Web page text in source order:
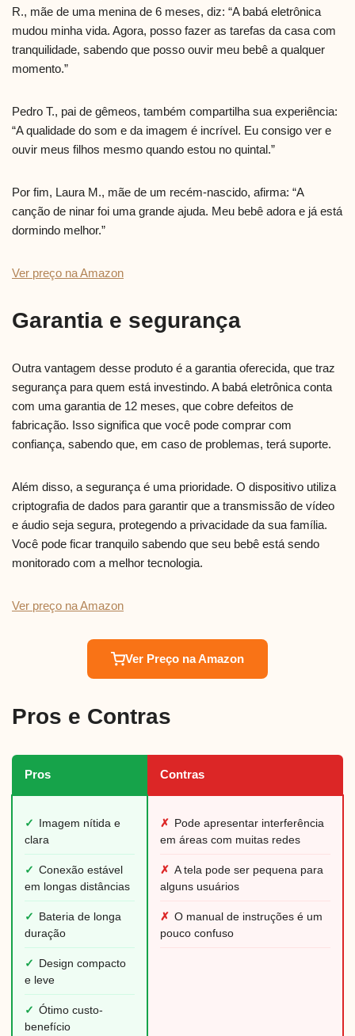
R., mãe de uma menina de 6 meses, diz: “A babá eletrônica
mudou minha vida. Agora, posso fazer as tarefas da casa com
tranquilidade, sabendo que posso ouvir meu bebê a qualquer
momento.”
Pedro T., pai de gêmeos, também compartilha sua experiência:
“A qualidade do som e da imagem é incrível. Eu consigo ver e
ouvir meus filhos mesmo quando estou no quintal.”
Por fim, Laura M., mãe de um recém-nascido, afirma: “A
canção de ninar foi uma grande ajuda. Meu bebê adora e já está
dormindo melhor.”
Ver preço na Amazon
Garantia e segurança
Outra vantagem desse produto é a garantia oferecida, que traz
segurança para quem está investindo. A babá eletrônica conta
com uma garantia de 12 meses, que cobre defeitos de
fabricação. Isso significa que você pode comprar com
confiança, sabendo que, em caso de problemas, terá suporte.
Além disso, a segurança é uma prioridade. O dispositivo utiliza
criptografia de dados para garantir que a transmissão de vídeo
e áudio seja segura, protegendo a privacidade da sua família.
Você pode ficar tranquilo sabendo que seu bebê está sendo
monitorado com a melhor tecnologia.
Ver preço na Amazon
Ver Preço na Amazon
Pros e Contras
Pros Contras
✓ Imagem nítida e
clara
✓ Conexão estável
em longas distâncias
✓ Bateria de longa
duração
✓ Design compacto
e leve
✓ Ótimo custo-
benefício
✗ Pode apresentar interferência
em áreas com muitas redes
✗ A tela pode ser pequena para
alguns usuários
✗ O manual de instruções é um
pouco confuso